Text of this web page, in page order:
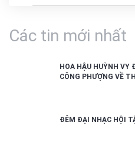
Các tin mới nhất
HOA HẬU HUỲNH VY
CÔNG PHƯỢNG VỀ
ĐÊM ĐẠI NHẠC HỘI